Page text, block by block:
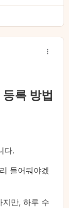
록 방법
다.
들어둬야겠
지만, 하루 수